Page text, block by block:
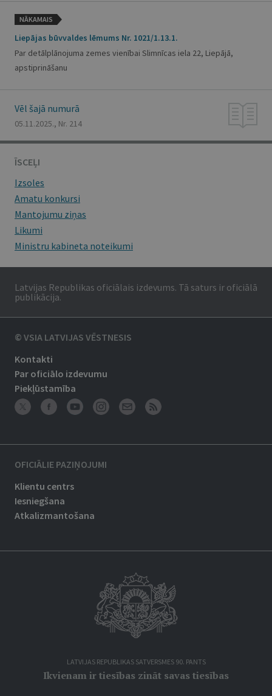
NĀKAMAIS
Liepājas būvvaldes lēmums Nr. 1021/1.13.1.
Par detālplānojuma zemes vienībai Slimnīcas iela 22, Liepājā,
apstiprināšanu
Vēl šajā numurā
05.11.2025., Nr. 214
ĪSCEĻI
Izsoles
Amatu konkursi
Mantojumu ziņas
Likumi
Ministru kabineta noteikumi
Latvijas Republikas oficiālais izdevums. Tā saturs ir oficiālā
publikācija.
© VSIA LATVIJAS VĒSTNESIS
Kontakti
Par oficiālo izdevumu
Piekļūstamība
OFICIĀLIE PAZIŅOJUMI
Klientu centrs
Iesniegšana
Atkalizmantošana
LATVIJAS REPUBLIKAS SATVERSMES 90. PANTS
Ikvienam ir tiesības zināt savas tiesības